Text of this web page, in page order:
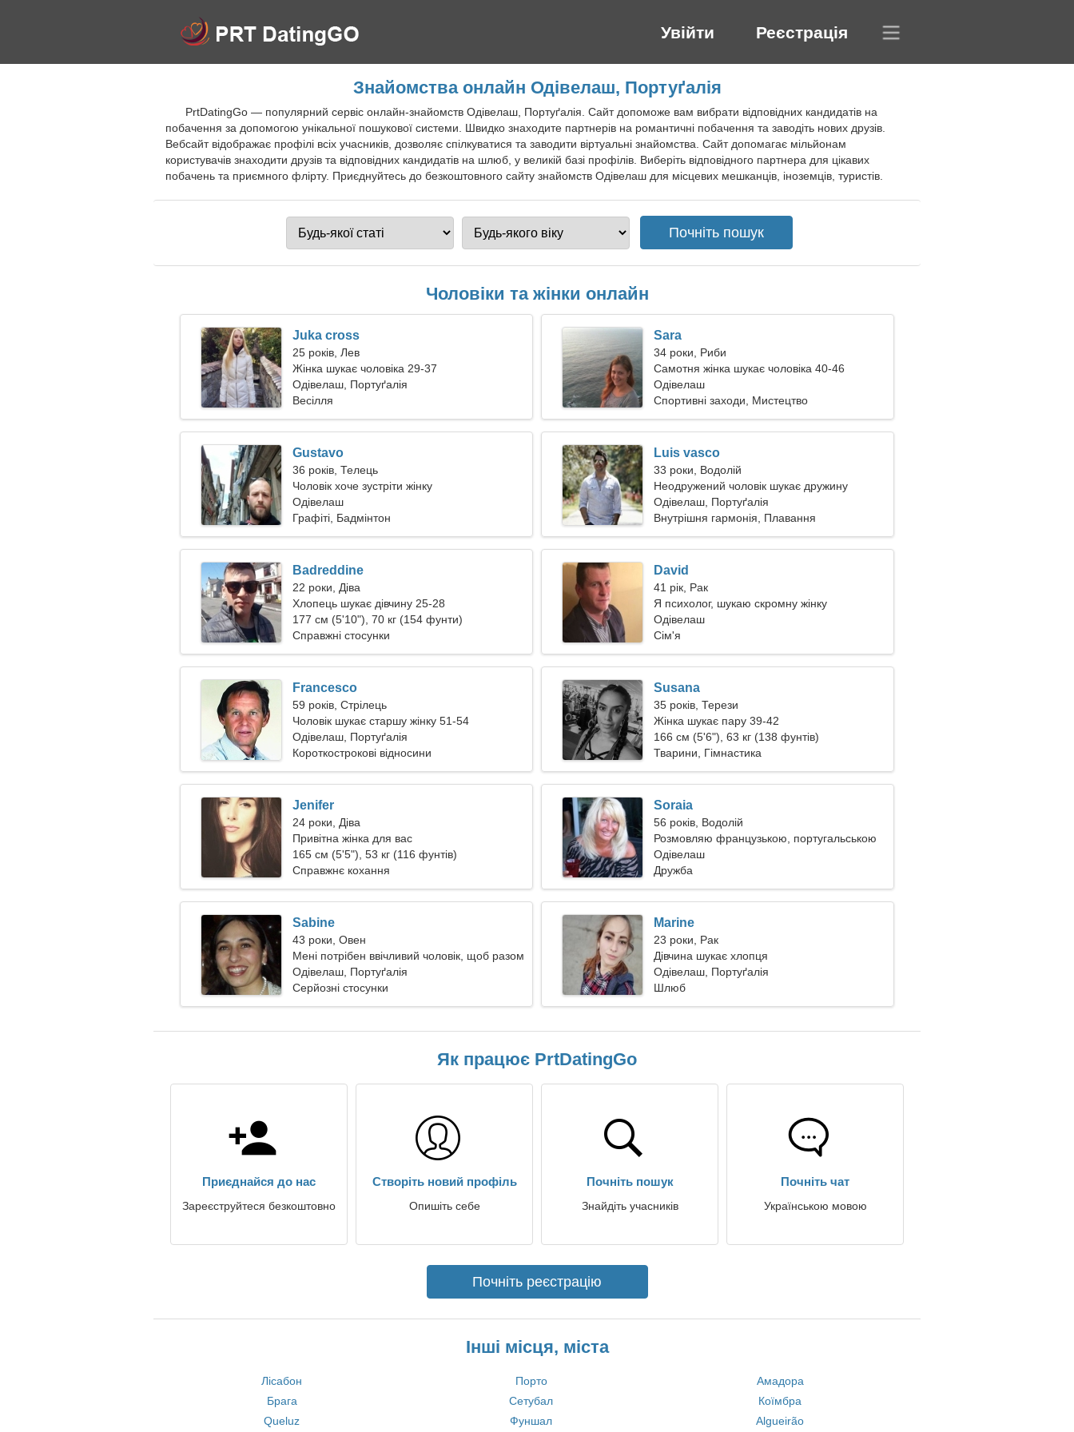
Увійти Реєстрація
Знайомства онлайн Одівелаш, Портуґалія
PrtDatingGo — популярний сервіс онлайн-знайомств Одівелаш, Портуґалія. Сайт допоможе вам вибрати відповідних кандидатів на
побачення за допомогою унікальної пошукової системи. Швидко знаходите партнерів на романтичні побачення та заводіть нових друзів.
Вебсайт відображає профілі всіх учасників, дозволяє спілкуватися та заводити віртуальні знайомства. Сайт допомагає мільйонам
користувачів знаходити друзів та відповідних кандидатів на шлюб, у великій базі профілів. Виберіть відповідного партнера для цікавих
побачень та приємного флірту. Приєднуйтесь до безкоштовного сайту знайомств Одівелаш для місцевих мешканців, іноземців, туристів.
Чоловіки та жінки онлайн
Juka cross
25 років, Лев
Жінка шукає чоловіка 29-37
Одівелаш, Портуґалія
Весілля
Sara
34 роки, Риби
Самотня жінка шукає чоловіка 40-46
Одівелаш
Спортивні заходи, Мистецтво
Gustavo
36 років, Телець
Чоловік хоче зустріти жінку
Одівелаш
Графіті, Бадмінтон
Luis vasco
33 роки, Водолій
Неодружений чоловік шукає дружину
Одівелаш, Портуґалія
Внутрішня гармонія, Плавання
Badreddine
22 роки, Діва
Хлопець шукає дівчину 25-28
177 см (5'10"), 70 кг (154 фунти)
Справжні стосунки
David
41 рік, Рак
Я психолог, шукаю скромну жінку
Одівелаш
Сім'я
Francesco
59 років, Стрілець
Чоловік шукає старшу жінку 51-54
Одівелаш, Портуґалія
Короткострокові відносини
Susana
35 років, Терези
Жінка шукає пару 39-42
166 см (5'6"), 63 кг (138 фунтів)
Тварини, Гімнастика
Jenifer
24 роки, Діва
Привітна жінка для вас
165 см (5'5"), 53 кг (116 фунтів)
Справжнє кохання
Soraia
56 років, Водолій
Розмовляю французькою, португальською
Одівелаш
Дружба
Sabine
43 роки, Овен
Мені потрібен ввічливий чоловік, щоб разом
подорожувати
Одівелаш, Портуґалія
Серйозні стосунки
Marine
23 роки, Рак
Дівчина шукає хлопця
Одівелаш, Портуґалія
Шлюб
Як працює PrtDatingGo
Приєднайся до нас
Зареєструйтеся безкоштовно
Створіть новий профіль
Опишіть себе
Почніть пошук
Знайдіть учасників
Почніть чат
Українською мовою
Почніть реєстрацію
Інші місця, міста
Лісабон Порто
Амадора
Брага
Сетубал
Коїмбра
Queluz
Фуншал Algueirão